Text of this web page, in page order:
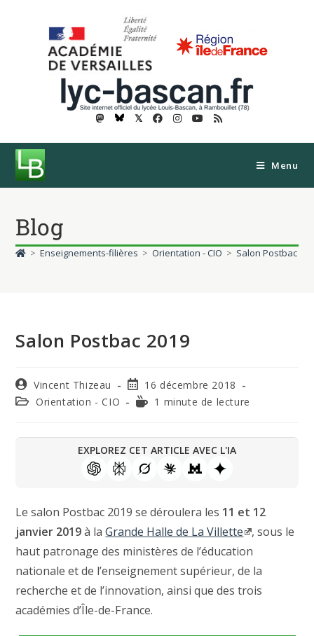
𝕏
Menu
Blog
> Enseignements-filières > Orientation - CIO > Salon Postbac
Salon Postbac 2019
Vincent Thizeau
16 décembre 2018
Orientation - CIO
1 minute de lecture
EXPLOREZ CET ARTICLE AVEC L'IA
Le salon Postbac 2019 se déroulera les 11 et 12
janvier 2019à laGrande Halle de La Villette
, sous le
haut patronage des ministères de l’éducation
nationale et de l’enseignement supérieur, de la
recherche et de l’innovation, ainsi que des trois
académies d’Île-de-France.